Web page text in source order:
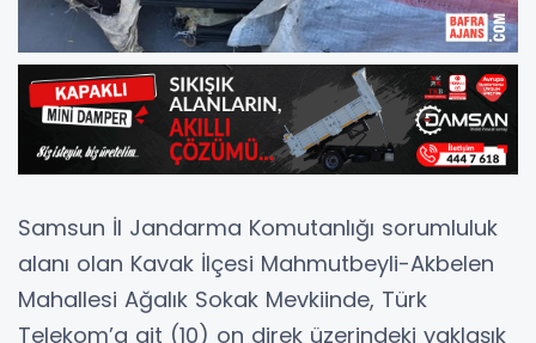
Samsun İl Jandarma Komutanlığı sorumluluk
alanı olan Kavak İlçesi Mahmutbeyli-Akbelen
Mahallesi Ağalık Sokak Mevkiinde, Türk
Telekom’a ait (10) on direk üzerindeki yaklaşık